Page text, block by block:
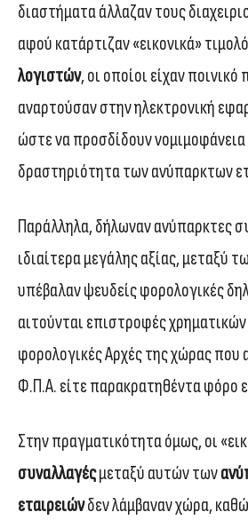
διαστήματα άλλαζαν τους
αφού κατάρτιζαν «εικονικά»
λογιστών, οι οποίοι είχαν
αναρτούσαν στην ηλεκτρονική
ώστε να προσδίδουν νομιμοφάνεια
δραστηριότητα των ανύπαρκτων
Παράλληλα, δήλωναν ανύπαρκτες
ιδιαίτερα μεγάλης αξίας, μεταξύ
υπέβαλαν ψευδείς φορολογικές
αιτούνται επιστροφές
φορολογικές Αρχές της χώρας που
Φ.Π.Α. είτε παρακρατηθέντα φόρο
Στην πραγματικότητα όμως, οι
συναλλαγέςμεταξύ αυτών των
εταιρειώνδεν λάμβαναν χώρα,